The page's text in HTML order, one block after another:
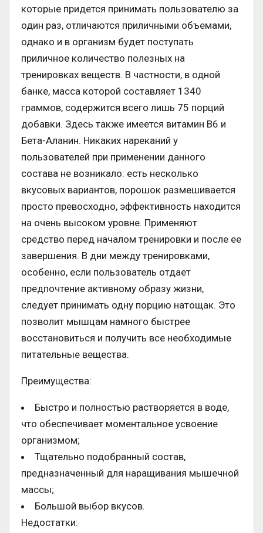
которые придется принимать пользователю за
один раз, отличаются приличными объемами,
однако и в организм будет поступать
приличное количество полезных на
тренировках веществ. В частности, в одной
банке, масса которой составляет 1340
граммов, содержится всего лишь 75 порций
добавки. Здесь также имеется витамин В6 и
Бета-Аланин. Никаких нареканий у
пользователей при применении данного
состава не возникало: есть несколько
вкусовых вариантов, порошок размешивается
просто превосходно, эффективность находится
на очень высоком уровне. Применяют
средство перед началом тренировки и после ее
завершения. В дни между тренировками,
особенно, если пользователь отдает
предпочтение активному образу жизни,
следует принимать одну порцию натощак. Это
позволит мышцам намного быстрее
восстановиться и получить все необходимые
питательные вещества.
Преимущества:
Быстро и полностью растворяется в воде,
что обеспечивает моментальное усвоение
организмом;
Тщательно подобранный состав,
предназначенный для наращивания мышечной
массы;
Большой выбор вкусов.
Недостатки: